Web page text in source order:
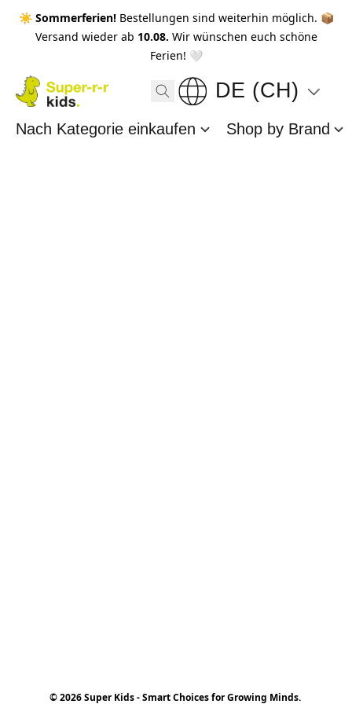
☀️ Sommerferien! Bestellungen sind weiterhin möglich. 📦
Versand wieder ab 10.08. Wir wünschen euch schöne
Ferien! 🤍
DE (CH)
Nach Kategorie einkaufen Shop by Brand
© 2026 Super Kids - Smart Choices for Growing Minds.